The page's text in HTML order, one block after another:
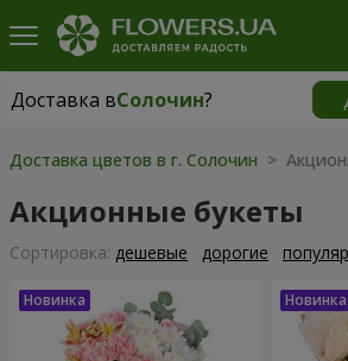
Доставка вСолочин?
Доставка вСолочин|
Доставка цветов в г. Солочин >
Акционные букеты
Cортировка: дешевые дорогие